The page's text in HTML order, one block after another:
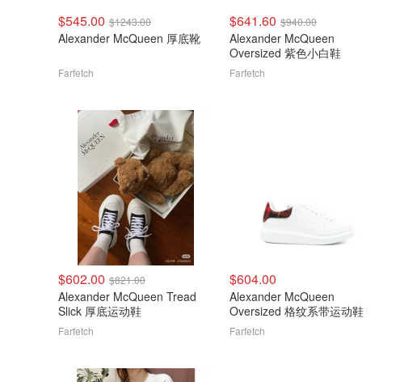
$545.00 $1243.00
Alexander McQueen 厚底靴
Farfetch
$641.60 $940.00
Alexander McQueen
Oversized 紫色小白鞋
Farfetch
$602.00 $821.00
Alexander McQueen Tread
Slick 厚底运动鞋
Farfetch
$604.00
Alexander McQueen
Oversized 格纹系带运动鞋
Farfetch